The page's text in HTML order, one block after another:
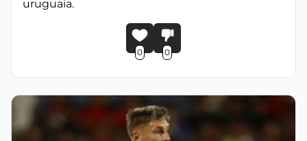
uruguaia.
0 0